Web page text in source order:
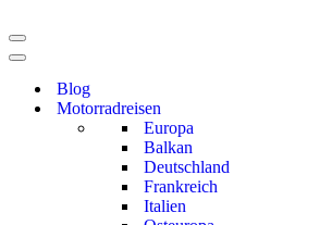
Navigationsmenü
Navigationsmenü
Blog
Motorradreisen
Europa
Balkan
Deutschland
Frankreich
Italien